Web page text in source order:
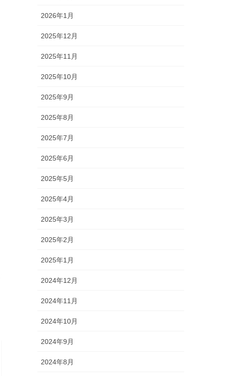
2026年1月
2025年12月
2025年11月
2025年10月
2025年9月
2025年8月
2025年7月
2025年6月
2025年5月
2025年4月
2025年3月
2025年2月
2025年1月
2024年12月
2024年11月
2024年10月
2024年9月
2024年8月